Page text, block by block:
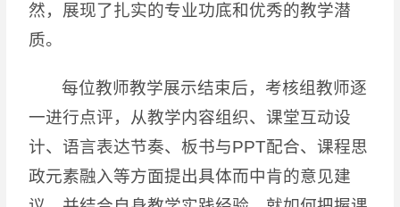
然，展现了扎实的专业功底和优秀的教学潜
质。
每位教师教学展示结束后，考核组教师逐
一进行点评，从教学内容组织、课堂互动设
计、语言表达节奏、板书与PPT配合、课程思
政元素融入等方面提出具体而中肯的意见建